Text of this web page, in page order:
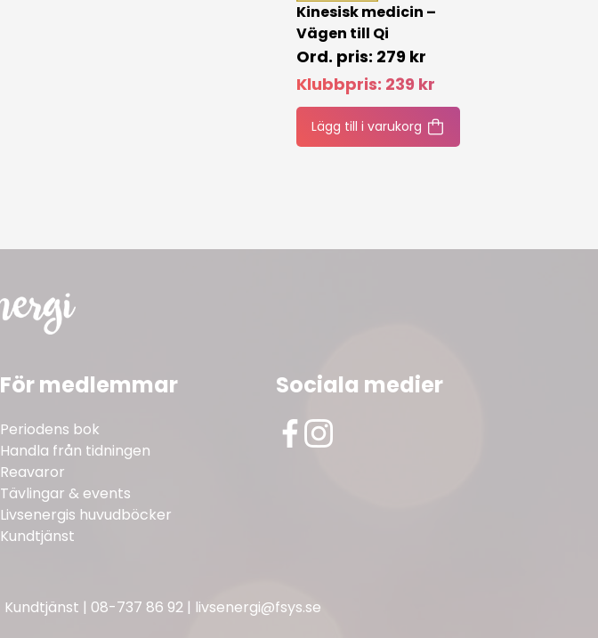
Kinesisk medicin –
Vägen till Qi
279 kr
Klubbpris: 239 kr
Lägg till i varukorg
För medlemmar
Periodens bok
Handla från tidningen
Reavaror
Tävlingar & events
Livsenergis huvudböcker
Kundtjänst
Sociala medier
Kundtjänst | 08-737 86 92| livsenergi@fsys.se